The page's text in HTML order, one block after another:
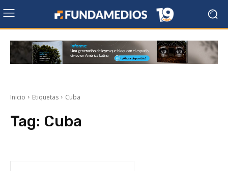
Inicio Etiquetas Cuba
Tag: Cuba